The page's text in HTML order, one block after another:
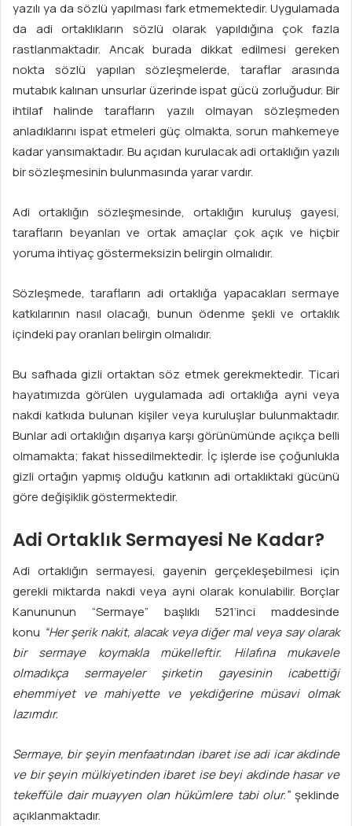
yazılı ya da sözlü yapılması fark etmemektedir. Uygulamada
da adi ortaklıkların sözlü olarak yapıldığına çok fazla
rastlanmaktadır. Ancak burada dikkat edilmesi gereken
nokta sözlü yapılan sözleşmelerde, taraflar arasında
mutabık kalınan unsurlar üzerinde ispat gücü zorluğudur. Bir
ihtilaf halinde tarafların yazılı olmayan sözleşmeden
anladıklarını ispat etmeleri güç olmakta, sorun mahkemeye
kadar yansımaktadır. Bu açıdan kurulacak adi ortaklığın yazılı
bir sözleşmesinin bulunmasında yarar vardır.
Adi ortaklığın sözleşmesinde, ortaklığın kuruluş gayesi,
tarafların beyanları ve ortak amaçlar çok açık ve hiçbir
yoruma ihtiyaç göstermeksizin belirgin olmalıdır.
Sözleşmede, tarafların adi ortaklığa yapacakları sermaye
katkılarının nasıl olacağı, bunun ödenme şekli ve ortaklık
içindeki pay oranları belirgin olmalıdır.
Bu safhada gizli ortaktan söz etmek gerekmektedir. Ticari
hayatımızda görülen uygulamada adi ortaklığa ayni veya
nakdi katkıda bulunan kişiler veya kuruluşlar bulunmaktadır.
Bunlar adi ortaklığın dışarıya karşı görünümünde açıkça belli
olmamakta; fakat hissedilmektedir. İç işlerde ise çoğunlukla
gizli ortağın yapmış olduğu katkının adi ortaklıktaki gücünü
göre değişiklik göstermektedir.
Adi Ortaklık Sermayesi Ne Kadar?
Adi ortaklığın sermayesi, gayenin gerçekleşebilmesi için
gerekli miktarda nakdi veya ayni olarak konulabilir. Borçlar
Kanununun “Sermaye” başlıklı 521’inci maddesinde
konu “Her şerik nakit, alacak veya diğer mal veya say olarak
bir sermaye koymakla mükelleftir. Hilafına mukavele
olmadıkça sermayeler şirketin gayesinin icabettiği
ehemmiyet ve mahiyette ve yekdiğerine müsavi olmak
lazımdır.
Sermaye, bir şeyin menfaatından ibaret ise adi icar akdinde
ve bir şeyin mülkiyetinden ibaret ise beyi akdinde hasar ve
tekeffüle dair muayyen olan hükümlere tabi olur.”şeklinde
açıklanmaktadır.